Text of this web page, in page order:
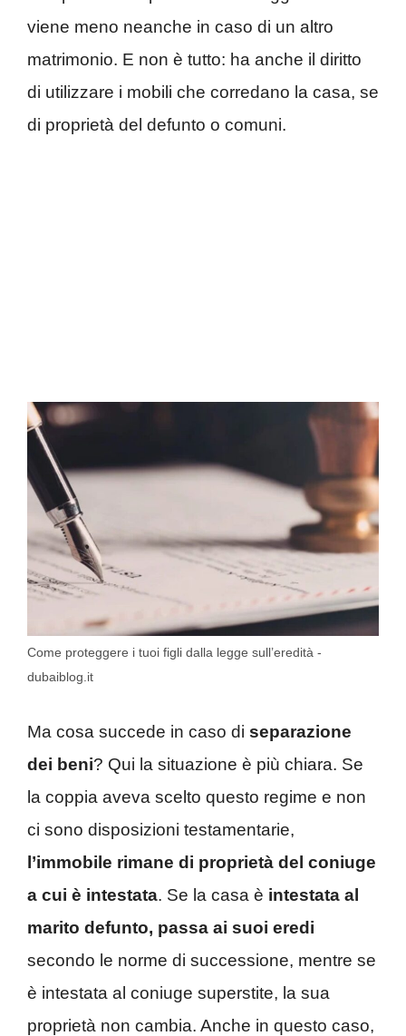
viene meno neanche in caso di un altro
matrimonio. E non è tutto: ha anche il diritto
di utilizzare i mobili che corredano la casa, se
di proprietà del defunto o comuni.
Come proteggere i tuoi figli dalla legge sull’eredità -
dubaiblog.it
Ma cosa succede in caso di separazione
dei beni? Qui la situazione è più chiara. Se
la coppia aveva scelto questo regime e non
ci sono disposizioni testamentarie,
l’immobile rimane di proprietà del coniuge
a cui è intestata. Se la casa è intestata al
marito defunto, passa ai suoi eredi
secondo le norme di successione, mentre se
è intestata al coniuge superstite, la sua
proprietà non cambia. Anche in questo caso,